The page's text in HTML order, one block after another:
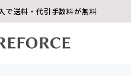
で送料・代引手数料が無料